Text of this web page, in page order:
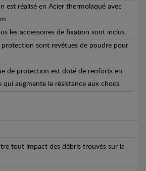
est réalisé en Acier thermolaqué avec
les accessoires de fixation sont inclus.
protection sont revêtues de poudre pour
de protection est doté de renforts en
augmente la résistance aux chocs.
tout impact des débris trouvés sur la